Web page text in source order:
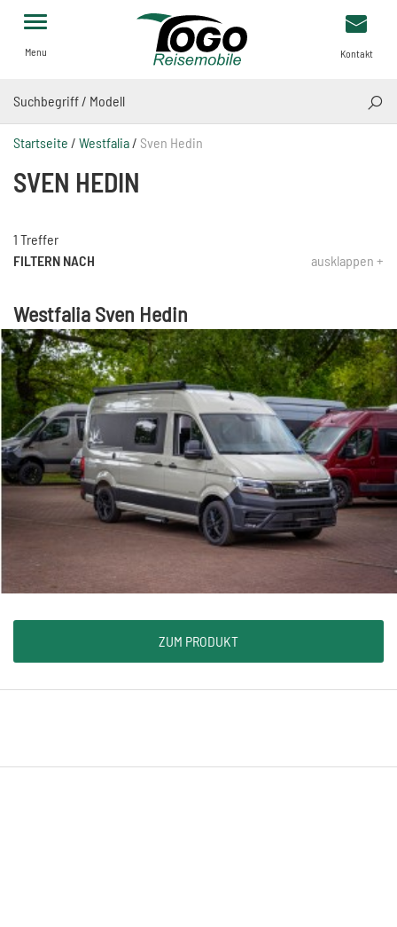
Menu Kontakt
Startseite / Westfalia/ Sven Hedin
SVEN HEDIN
FILTERN NACH ausklappen +
1 Treffer
Westfalia Sven Hedin
ZUM PRODUKT